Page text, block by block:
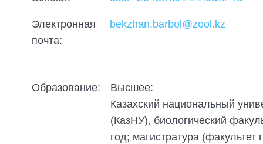
ОБОСНОВАНИЙ
ОРГАНИЗАЦИЯ ТРЕНИНГОВ И
СТАЖИРОВОК
СОВМЕСТНО С НАУЧНЫМ
ОБЩЕСТВОМ ТЕТИС
СЕЛЕВИНИЯ
Электронная
почта:
bekzhan.barbol@zool.kz
Образование:
Высшее:
Казахский национальный
(КазНУ), биологический
год; магистратура (факультет